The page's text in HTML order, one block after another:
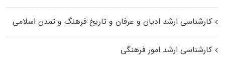
کارشناسی ارشد ادیان و عرفان و تاریخ فرهنگ و تمدن اسلامی
کارشناسی ارشد امور فرهنگی